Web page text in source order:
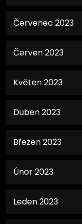
Červenec 2023
Červen 2023
Květen 2023
Duben 2023
Březen 2023
Únor 2023
Leden 2023